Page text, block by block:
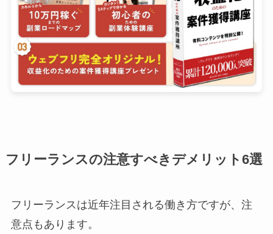
フリーランスの注意すべきデメリット6選
フリーランスは近年注目される働き方ですが、注
意点もあります。